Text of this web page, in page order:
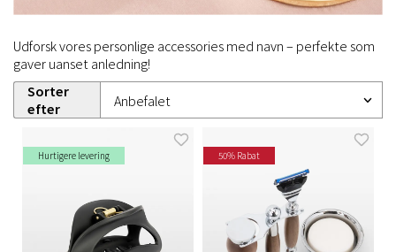
Udforsk vores personlige accessories med navn – perfekte som
gaver uanset anledning!
Sorter
efter
Hurtigere levering 50% Rabat